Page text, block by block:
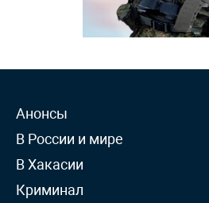
Анонсы
В России и мире
В Хакасии
Криминал